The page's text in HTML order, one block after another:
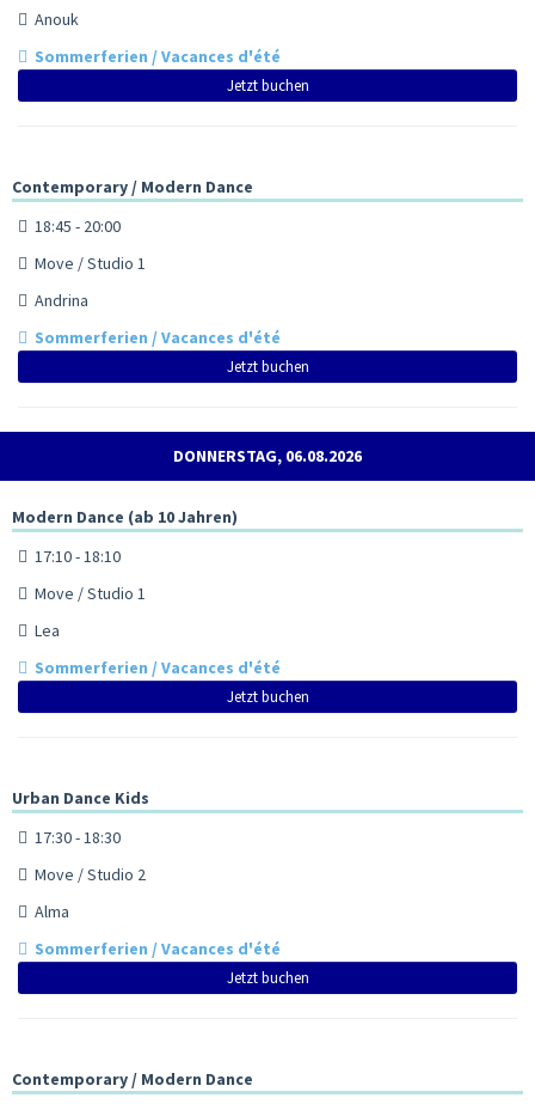
Anouk
Sommerferien / Vacances d'été
Jetzt buchen
Contemporary / Modern Dance
18:45 - 20:00
Move / Studio 1
Andrina
Sommerferien / Vacances d'été
Jetzt buchen
DONNERSTAG, 06.08.2026
Modern Dance (ab 10 Jahren)
17:10 - 18:10
Move / Studio 1
Lea
Sommerferien / Vacances d'été
Jetzt buchen
Urban Dance Kids
17:30 - 18:30
Move / Studio 2
Alma
Sommerferien / Vacances d'été
Jetzt buchen
Contemporary / Modern Dance